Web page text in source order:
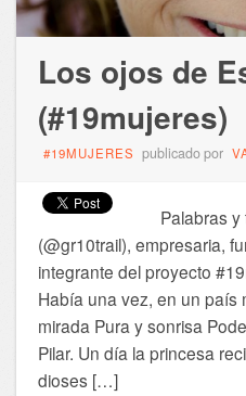
Los ojos de
(#19mujeres)
#19MUJERES publicado por
Palabras y
(@gr10trail), empresaria,
integrante del proyecto
Había una vez, en un país
mirada Pura y sonrisa
Pilar. Un día la princesa
dioses […]